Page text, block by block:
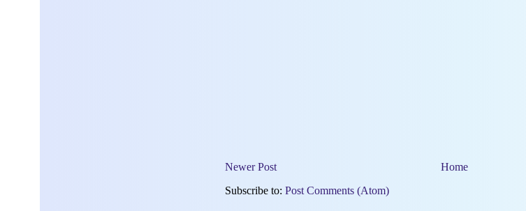
Newer Post
Home
Subscribe to: Post Comments (Atom)